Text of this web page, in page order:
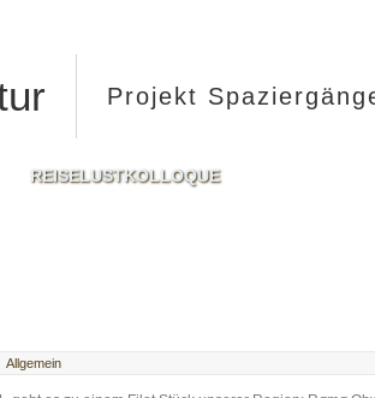
Projekt
REISELUSTKOLLOQUE
Allgemein